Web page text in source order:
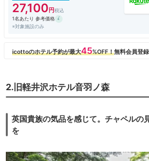
27,100
1名あたり 参考価格
※対象施設のみ
2.旧軽井沢ホテル音羽ノ森
英国貴族の気品を感じて。チャペルの
を